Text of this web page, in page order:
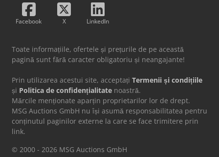
Facebook X LinkedIn
Toate informațiile, ofertele și prețurile de pe această
pagină sunt fără caracter obligatoriu și neangajante!
Prin utilizarea acestui site, acceptați Termenii și condițiile
și Politica de confidențialitate noastră.
Mărcile menționate aparțin proprietarilor lor de drept.
MSG Auctions GmbH nu își asumă responsabilitatea pentru
conținutul paginilor externe la care se face trimitere prin
link.
© 2000 - 2026 MSG Auctions GmbH